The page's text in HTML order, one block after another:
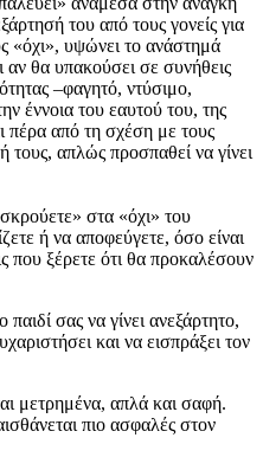
του από τους γονείς για
«όχι», υψώνει το ανάστημά
αν θα υπακούσει σε συνήθεις
–φαγητό, ντύσιμο,
έννοια του εαυτού του, της
πέρα από τη σχέση με τους
τους, απλώς προσπαθεί να γίνει
στα «όχι» του
ή να αποφεύγετε, όσο είναι
που ξέρετε ότι θα προκαλέσουν
σας να γίνει ανεξάρτητο,
και να εισπράξει τον
μετρημένα, απλά και σαφή.
πιο ασφαλές στον